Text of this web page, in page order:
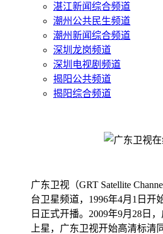
湛江新闻综合频道
潮州公共民生频道
潮州新闻综合频道
深圳龙岗频道
深圳电视剧频道
揭阳公共频道
揭阳综合频道
广东卫视（GRT Satellite
台卫星频道，1996年4月1日开
日正式开播。2009年9月28日
上星，广东卫视开始高清标清